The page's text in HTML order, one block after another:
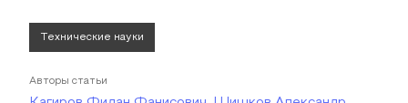
Технические науки
Авторы статьи